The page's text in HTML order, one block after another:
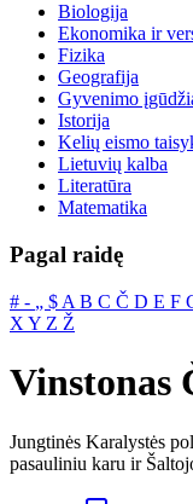
Biologija
Ekonomika ir
Fizika
Geografija
Gyvenimo
Istorija
Kelių eismo
Lietuvių kalba
Literatūra
Matematika
Pagal raidę
# ‐ „ $ A B C Č D E F
X Y Z Ž
Vinstonas
Jungtinės Karalystės
pasauliniu karu ir